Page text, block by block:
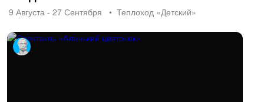
9 Августа - 27 Сентября Теплоход «Детский»